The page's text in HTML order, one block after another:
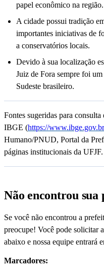
papel econômico na região.
A cidade possui tradição
importantes iniciativas de
a conservatórios locais.
Devido à sua localização
Juiz de Fora sempre foi
Sudeste brasileiro.
Fontes sugeridas para
IBGE (https://www.ibge.gov.br
Humano/PNUD, Portal da
páginas institucionais da UFJF.
Não encontrou
Se você não encontrou a
preocupe! Você pode solicitar
abaixo e nossa equipe entrará
Marcadores: